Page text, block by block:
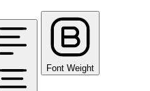
Font Weight